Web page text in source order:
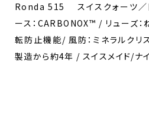
Ronda 515 スイスクォーツ／
ース：CARBONOX™ / リューズ
転防止機能/ 風防：ミネラルクリ
製造から約4年 / スイスメイド/ナ